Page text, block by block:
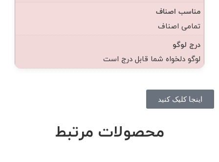
مناسب اصناف
تمامی اصناف
درج لوگو
لوگو دلخواه شما قابل درج است
اینجا کلیک کنید
محصولات مرتبط